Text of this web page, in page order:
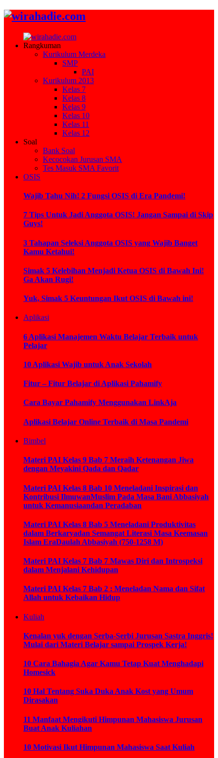
Rangkuman
Kurikulum Merdeka
SMP
PAI
Kurikulum 2013
Kelas 7
Kelas 8
Kelas 9
Kelas 10
Kelas 11
Kelas 12
Soal
Bank Soal
Kecocokan Jurusan SMA
Tes Masuk SMA Favorit
OSIS
Wajib Tahu Nih! 2 Fungsi OSIS di Era Pandemi!
7 Tips Untuk Jadi Anggota OSIS! Jangan Sampai di Skip
Guys!
3 Tahapan Seleksi Anggota OSIS yang Wajib Banget
Kamu Ketahui!
Simak 5 Kelebihan Menjadi Ketua OSIS di Bawah Ini!
Ga Akan Rugi!
Yuk, Simak 5 Keuntungan Ikut OSIS di Bawah ini!
Aplikasi
6 Aplikasi Manajemen Waktu Belajar Terbaik untuk
Pelajar
10 Aplikasi Wajib untuk Anak Sekolah
Fitur – Fitur Belajar di Aplikasi Pahamify
Cara Bayar Pahamify Menggunakan LinkAja
Aplikasi Belajar Online Terbaik di Masa Pandemi
Bimbel
Materi PAI Kelas 9 Bab 7 Meraih Ketenangan Jiwa
dengan Meyakini Qada dan Qadar
Materi PAI Kelas 8 Bab 10 Meneladani Inspirasi dan
Kontribusi IlmuwanMuslim Pada Masa Bani Abbasiyah
untuk Kemanusiaandan Peradaban
Materi PAI Kelas 8 Bab 5 Meneladani Produktivitas
dalam Berkaryadan Semangat Literasi Masa Keemasan
Islam EraDaulah Abbasiyah (750-1258 M)
Materi PAI Kelas 7 Bab 7 Mawas Diri dan Introspeksi
dalam Menjalani Kehidupan
Materi PAI Kelas 7 Bab 2 : Meneladan Nama dan Sifat
Allah untuk Kebaikan Hidup
Kuliah
Kenalan yuk dengan Serba-Serbi Jurusan Sastra Inggris!
Mulai dari Materi Belajar sampai Prospek Kerja!
10 Cara Bahagia Agar Kamu Tetap Kuat Menghadapi
Homesick
10 Hal Tentang Suka Duka Anak Kost yang Umum
Dirasakan
11 Manfaat Mengikuti Himpunan Mahasiswa Jurusan
Buat Anak Kuliahan
10 Motivasi Ikut Himpunan Mahasiswa Saat Kuliah